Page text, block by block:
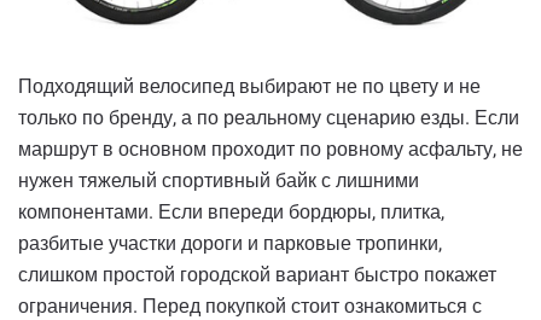
Подходящий велосипед выбирают не по цвету и не
только по бренду, а по реальному сценарию езды. Если
маршрут в основном проходит по ровному асфальту, не
нужен тяжелый спортивный байк с лишними
компонентами. Если впереди бордюры, плитка,
разбитые участки дороги и парковые тропинки,
слишком простой городской вариант быстро покажет
ограничения. Перед покупкой стоит ознакомиться с